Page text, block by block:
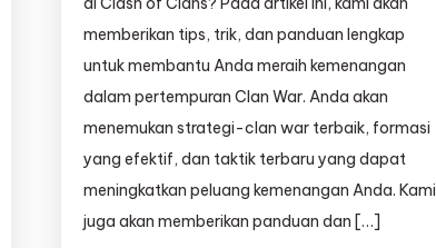
memberikan tips, trik, dan panduan lengkap
untuk membantu Anda meraih kemenangan
dalam pertempuran Clan War. Anda akan
menemukan strategi-clan war terbaik, formasi
yang efektif, dan taktik terbaru yang dapat
meningkatkan peluang kemenangan Anda. Kami
juga akan memberikan panduan dan […]